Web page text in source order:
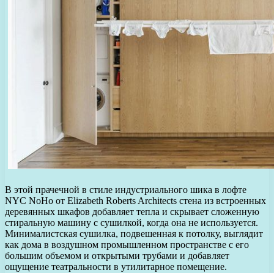
В этой прачечной в стиле индустриального шика в лофте
NYC NoHo от Elizabeth Roberts Architects стена из встроенных
деревянных шкафов добавляет тепла и скрывает сложенную
стиральную машину с сушилкой, когда она не используется.
Минималистская сушилка, подвешенная к потолку, выглядит
как дома в воздушном промышленном пространстве с его
большим объемом и открытыми трубами и добавляет
ощущение театральности в утилитарное помещение.